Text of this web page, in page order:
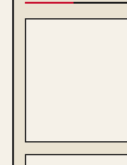
COMMENTAIRE
NOM